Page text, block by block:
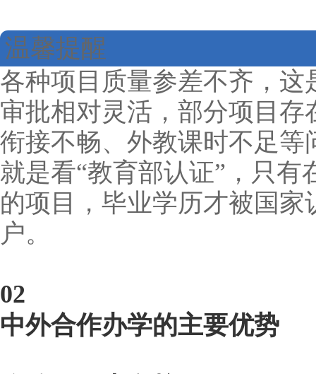
温馨提醒
各种项目质量参差不齐，
审批相对灵活，部分项目
衔接不畅、外教课时不足
就是看“教育部认证”，只
的项目，毕业学历才被国
户。
02
中外合作办学的主要优势